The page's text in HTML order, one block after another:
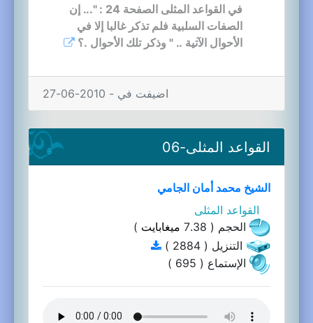
في القواعد المثلى الصفحة 24 : "... إن
الصفات السلبية فلم تذكر غالبا إلا في
الأحوال الآتية .. " وذكر تلك الأحوال .؟
اضيفت في - 2010-06-27
القواعد المثلى-06
الشيخ محمد أمان الجامي
القواعد المثلى
الحجم ( 7.38
ميغابايت )
التنزيل ( 2884 )
الإستماع ( 695 )